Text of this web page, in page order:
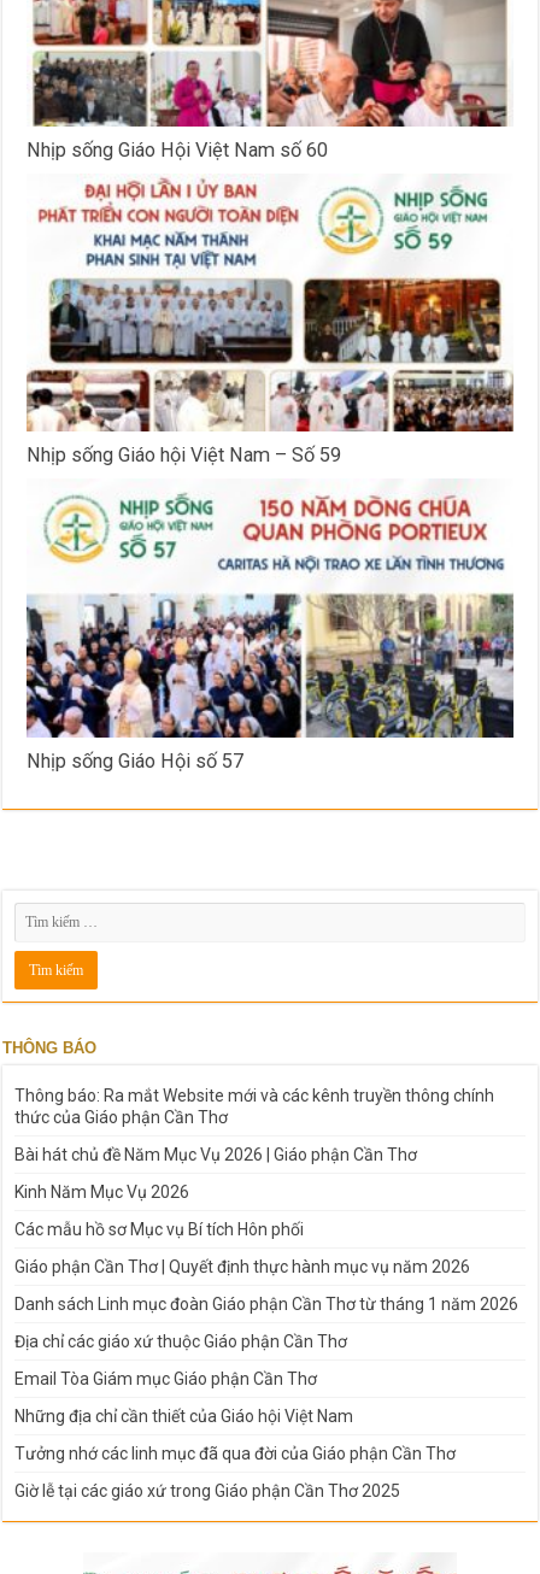
Nhịp sống Giáo Hội Việt Nam số 60
Nhịp sống Giáo hội Việt Nam – Số 59
Nhịp sống Giáo Hội số 57
THÔNG BÁO
Thông báo: Ra mắt Website mới và các kênh truyền thông chính
thức của Giáo phận Cần Thơ
Bài hát chủ đề Năm Mục Vụ 2026 | Giáo phận Cần Thơ
Kinh Năm Mục Vụ 2026
Các mẫu hồ sơ Mục vụ Bí tích Hôn phối
Giáo phận Cần Thơ | Quyết định thực hành mục vụ năm 2026
Danh sách Linh mục đoàn Giáo phận Cần Thơ từ tháng 1 năm 2026
Địa chỉ các giáo xứ thuộc Giáo phận Cần Thơ
Email Tòa Giám mục Giáo phận Cần Thơ
Những địa chỉ cần thiết của Giáo hội Việt Nam
Tưởng nhớ các linh mục đã qua đời của Giáo phận Cần Thơ
Giờ lễ tại các giáo xứ trong Giáo phận Cần Thơ 2025